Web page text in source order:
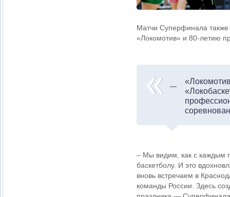
Матчи Суперфинала
«Локомотив» и 80-летию
– Мы видим, как с каждым
баскетболу. И это
вновь встречаем в
команды России. Здесь